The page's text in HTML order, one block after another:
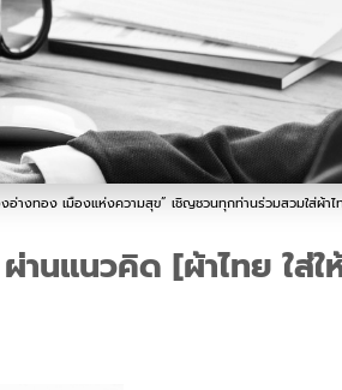
อ่างทอง เมืองแห่งความสุข” เชิญชวนทุกท่านร่วมสวมใส่ผ้า
านแนวคิด [ผ้าไทย ใส่